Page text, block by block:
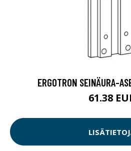
ERGOTRON SEINÄURA-
61.38